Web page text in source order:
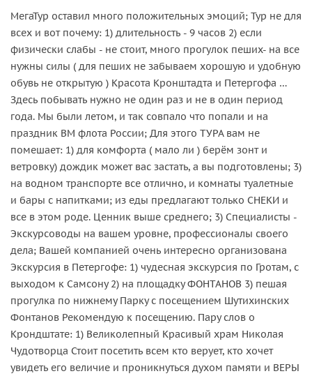
МегаТур оставил много положительных эмоций; Тур не для
всех и вот почему: 1) длительность - 9 часов 2) если
физически слабы - не стоит, много прогулок пеших- на все
нужны силы ( для пеших не забываем хорошую и удобную
обувь не открытую ) Красота Кронштадта и Петергофа …
Здесь побывать нужно не один раз и не в один период
года. Мы были летом, и так совпало что попали и на
праздник ВМ флота России; Для этого ТУРА вам не
помешает: 1) для комфорта ( мало ли ) берём зонт и
ветровку) дождик может вас застать, а вы подготовлены; 3)
на водном транспорте все отлично, и комнаты туалетные
и бары с напитками; из еды предлагают только СНЕКИ и
все в этом роде. Ценник выше среднего; 3) Специалисты -
Экскурсоводы на вашем уровне, профессионалы своего
дела; Вашей компанией очень интересно организована
Экскурсия в Петергофе: 1) чудесная экскурсия по Гротам, с
выходом к Самсону 2) на площадку ФОНТАНОВ 3) пешая
прогулка по нижнему Парку с посещением Шутихинских
Фонтанов Рекомендую к посещению. Пару слов о
Крондштате: 1) Великолепный Красивый храм Николая
Чудотворца Стоит посетить всем кто верует, кто хочет
увидеть его величие и проникнуться духом памяти и ВЕРЫ